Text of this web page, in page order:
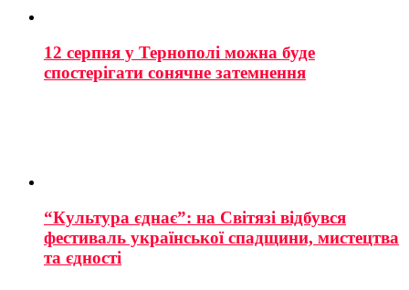
12 серпня у Тернополі можна буде
спостерігати сонячне затемнення
“Культура єднає”: на Світязі відбувся
фестиваль української спадщини, мистецтва
та єдності